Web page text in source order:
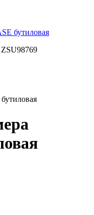
бутиловая
ZSU98769